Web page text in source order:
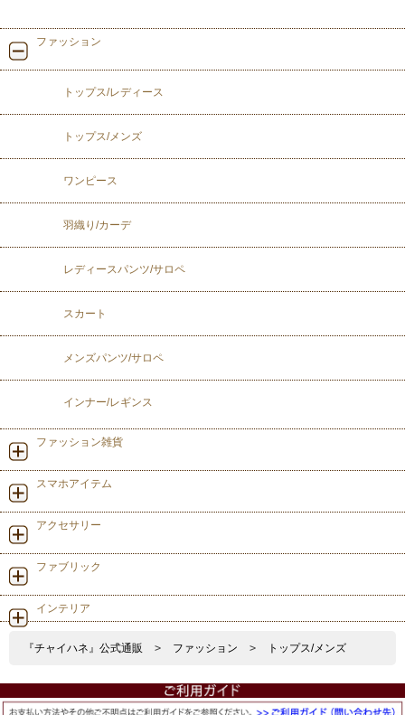
ファッション
トップス/レディース
トップス/メンズ
ワンピース
羽織り/カーデ
レディースパンツ/サロペ
スカート
メンズパンツ/サロペ
インナー/レギンス
ファッション雑貨
スマホアイテム
アクセサリー
ファブリック
インテリア
『チャイハネ』公式通販 > ファッション > トップス/メンズ